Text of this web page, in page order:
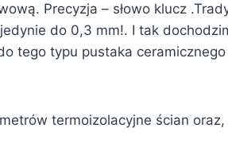
Precyzja – słowo klucz
do 0,3 mm!. I tak
tego typu pustaka
termoizolacyjne ścian